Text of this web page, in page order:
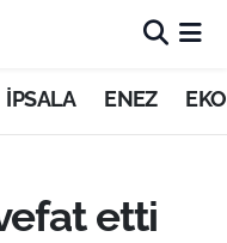
İPSALA ENEZ
etti